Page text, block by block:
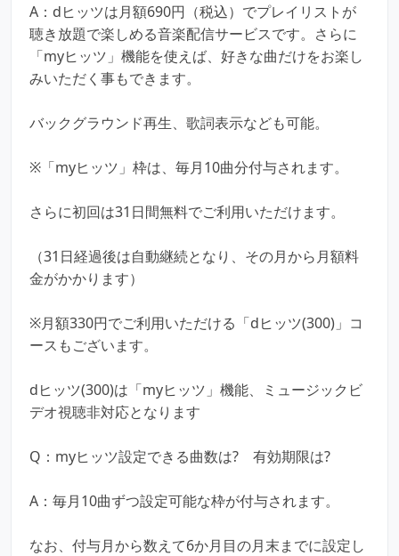
A：dヒッツは月額690円（税込）でプレイリストが
聴き放題で楽しめる音楽配信サービスです。さらに
「myヒッツ」機能を使えば、好きな曲だけをお楽し
みいただく事もできます。
バックグラウンド再生、歌詞表示なども可能。
※「myヒッツ」枠は、毎月10曲分付与されます。
さらに初回は31日間無料でご利用いただけます。
（31日経過後は自動継続となり、その月から月額料
金がかかります）
※月額330円でご利用いただける「dヒッツ(300)」コ
ースもございます。
dヒッツ(300)は「myヒッツ」機能、ミュージックビ
デオ視聴非対応となります
Q：myヒッツ設定できる曲数は? 有効期限は?
A：毎月10曲ずつ設定可能な枠が付与されます。
なお、付与月から数えて6か月目の月末までに設定し